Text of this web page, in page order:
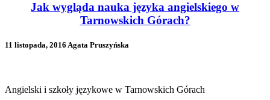
Jak wygląda nauka języka angielskiego w
Tarnowskich Górach?
11 listopada, 2016 Agata Pruszyńska
Angielski i szkoły językowe w Tarnowskich Górach